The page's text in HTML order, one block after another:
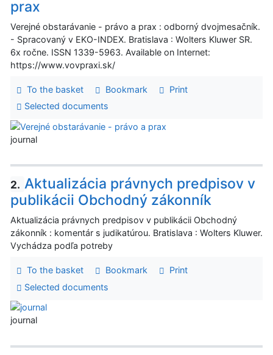
prax
Verejné obstarávanie - právo a prax : odborný dvojmesačník.
- Spracovaný v EKO-INDEX. Bratislava : Wolters Kluwer SR.
6x ročne. ISSN 1339-5963. Available on Internet:
https://www.vovpraxi.sk/
To the basket Bookmark
Print
Selected documents
journal
2. Aktualizácia právnych predpisov v
publikácii Obchodný zákonník
Aktualizácia právnych predpisov v publikácii Obchodný
zákonník : komentár s judikatúrou. Bratislava : Wolters Kluwer.
Vychádza podľa potreby
To the basket Bookmark
Print
Selected documents
journal